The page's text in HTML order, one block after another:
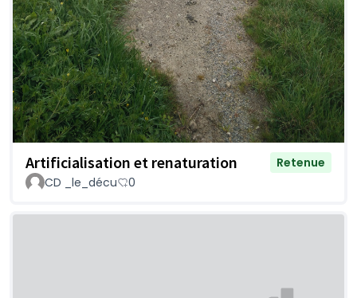
Artificialisation et renaturation
Retenue
CD _le_décu
0